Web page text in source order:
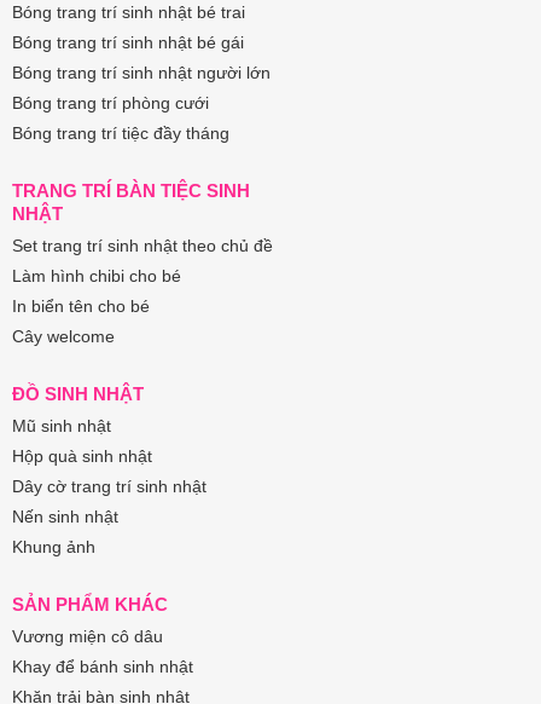
Bóng trang trí sinh nhật bé trai
Bóng trang trí sinh nhật bé gái
Bóng trang trí sinh nhật người lớn
Bóng trang trí phòng cưới
Bóng trang trí tiệc đầy tháng
TRANG TRÍ BÀN TIỆC SINH
NHẬT
Set trang trí sinh nhật theo chủ đề
Làm hình chibi cho bé
In biển tên cho bé
Cây welcome
ĐỒ SINH NHẬT
Mũ sinh nhật
Hộp quà sinh nhật
Dây cờ trang trí sinh nhật
Nến sinh nhật
Khung ảnh
SẢN PHẨM KHÁC
Vương miện cô dâu
Khay để bánh sinh nhật
Khăn trải bàn sinh nhật